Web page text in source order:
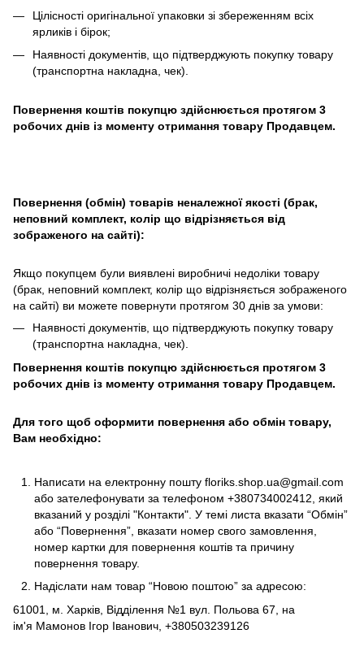
Цілісності оригінальної упаковки зі збереженням всіх
ярликів і бірок;
Наявності документів, що підтверджують покупку товару
(транспортна накладна, чек).
Повернення коштів покупцю здійснюється протягом 3
робочих днів із моменту отримання товару Продавцем.
Повернення (обмін) товарів неналежної якості (брак,
неповний комплект, колір що відрізняється від
зображеного на сайті):
Якщо покупцем були виявлені виробничі недоліки товару
(брак, неповний комплект, колір що відрізняється зображеного
на сайті) ви можете повернути протягом 30 днів за умови:
Наявності документів, що підтверджують покупку товару
(транспортна накладна, чек).
Повернення коштів покупцю здійснюється протягом 3
робочих днів із моменту отримання товару Продавцем.
Для того щоб оформити повернення або обмін товару,
Вам необхідно:
Написати на електронну пошту floriks.shop.ua@gmail.com
або зателефонувати за телефоном +380734002412 , який
вказаний у розділі "Контакти" . У темі листа вказати “Обмін”
або “Повернення”, вказати номер свого замовлення,
номер картки для повернення коштів та причину
повернення товару.
Надіслати нам товар “Новою поштою” за адресою:
61001, м. Харків, Відділення №1 вул. Польова 67, на
ім'я Мамонов Ігор Іванович, +380503239126